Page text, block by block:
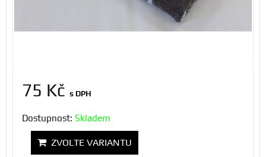
75 Kč s DPH
Dostupnost: Skladem
ZVOLTE VARIANTU